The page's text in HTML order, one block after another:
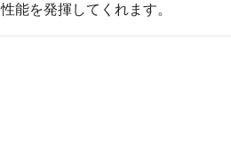
能を発揮してくれます。